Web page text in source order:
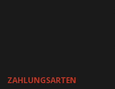
ZAHLUNGSARTEN